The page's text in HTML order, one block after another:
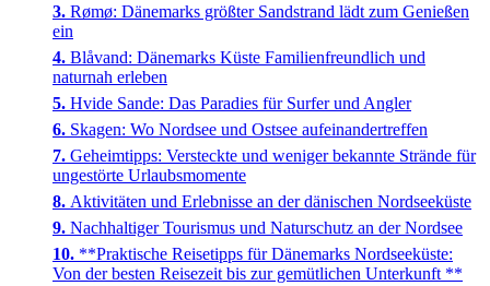
Rømø: Dänemarks größter Sandstrand lädt zum Genießen
ein
Blåvand: Dänemarks Küste Familienfreundlich und
naturnah erleben
Hvide Sande: Das Paradies für Surfer und Angler
Skagen: Wo Nordsee und Ostsee aufeinandertreffen
Geheimtipps: Versteckte und weniger bekannte Strände für
ungestörte Urlaubsmomente
Aktivitäten und Erlebnisse an der dänischen Nordseeküste
Nachhaltiger Tourismus und Naturschutz an der Nordsee
**Praktische Reisetipps für Dänemarks Nordseeküste:
Von der besten Reisezeit bis zur gemütlichen Unterkunft **